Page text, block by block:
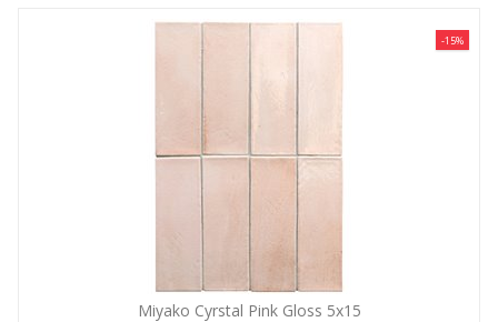
-15%
Miyako Cyrstal Pink Gloss 5x15